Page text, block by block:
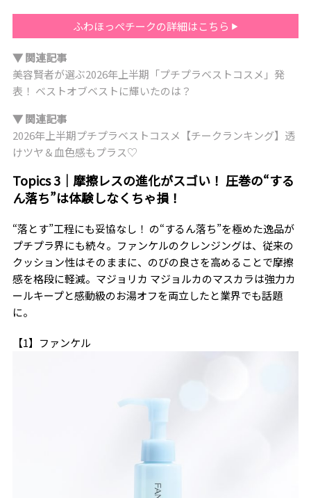
ふわほっぺチークの詳細はこちら
▼ 関連記事
美容賢者が選ぶ2026年上半期「プチプラベストコスメ」発
表！ ベストオブベストに輝いたのは？
▼ 関連記事
2026年上半期プチプラベストコスメ【チークランキング】透
けツヤ＆血色感もプラス♡
Topics 3｜摩擦レスの進化がスゴい！ 圧巻の“する
ん落ち”は体験しなくちゃ損！
“落とす”工程にも妥協なし！ の“するん落ち”を極めた逸品が
プチプラ界にも続々。ファンケルのクレンジングは、従来の
クッション性はそのままに、のびの良さを高めることで摩擦
感を格段に軽減。マジョリカ マジョルカのマスカラは強力カ
ールキープと感動級のお湯オフを両立したと業界でも話題
に。
【1】ファンケル